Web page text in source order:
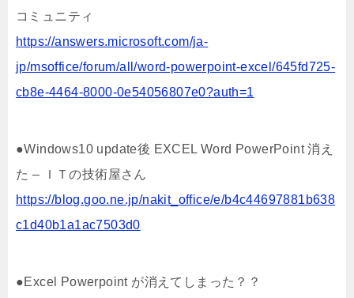
コミュニティ
https://answers.microsoft.com/ja-
jp/msoffice/forum/all/word-powerpoint-excel/645fd725-
cb8e-4464-8000-0e54056807e0?auth=1
●Windows10 update後 EXCEL Word PowerPoint 消え
た – ＩＴの技術屋さん
https://blog.goo.ne.jp/nakit_office/e/b4c44697881b638
c1d40b1a1ac7503d0
●Excel Powerpoint が消えてしまった？？